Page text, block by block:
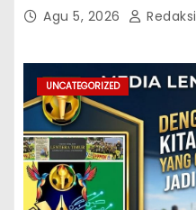
KADES DAN GPN 08
Agu 5, 2026
UNCATEGORIZED